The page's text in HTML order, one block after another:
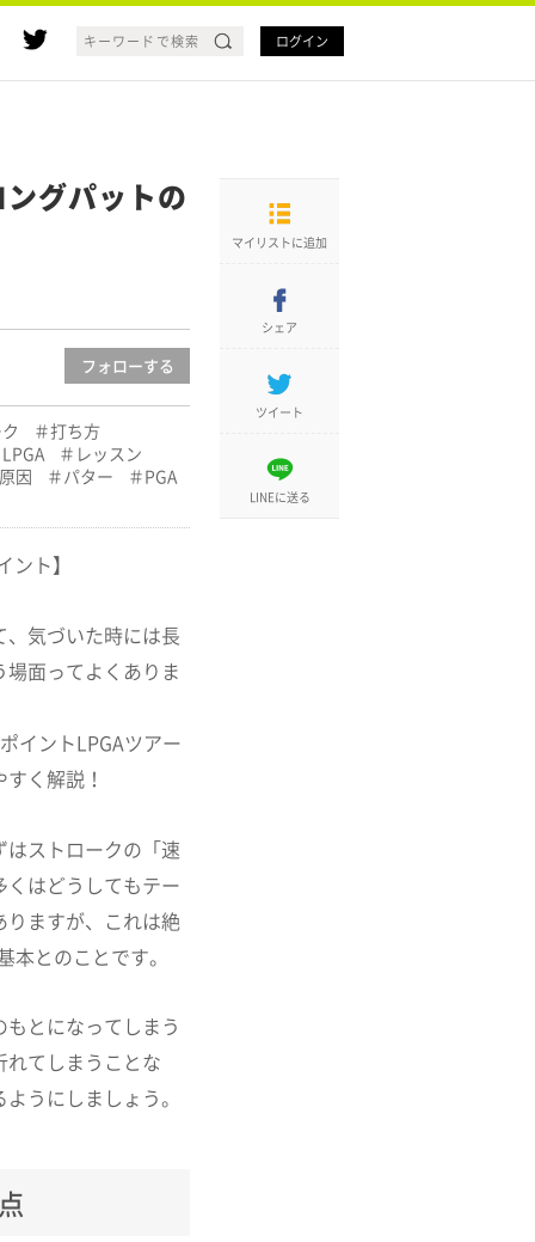
ログイン
グパットの
フォローする
打ち方
LPGA
レッスン
原因
パター PGA
ト】
気づいた時には長
面ってよくありま
イントLPGAツアー
く解説！
ストロークの「速
はどうしてもテー
ますが、これは絶
とのことです。
とになってしまう
てしまうことな
うにしましょう。
マイリストに追加
シェア
ツイート
LINEに送る